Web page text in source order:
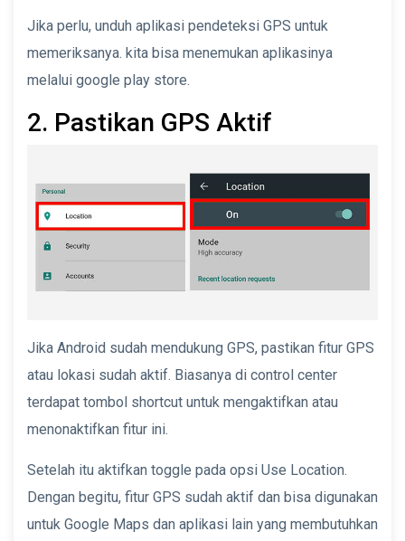
Jika perlu, unduh aplikasi pendeteksi GPS untuk
memeriksanya. kita bisa menemukan aplikasinya
melalui google play store.
2. Pastikan GPS Aktif
Jika Android sudah mendukung GPS, pastikan fitur GPS
atau lokasi sudah aktif. Biasanya di control center
terdapat tombol shortcut untuk mengaktifkan atau
menonaktifkan fitur ini.
Setelah itu aktifkan toggle pada opsi Use Location.
Dengan begitu, fitur GPS sudah aktif dan bisa digunakan
untuk Google Maps dan aplikasi lain yang membutuhkan